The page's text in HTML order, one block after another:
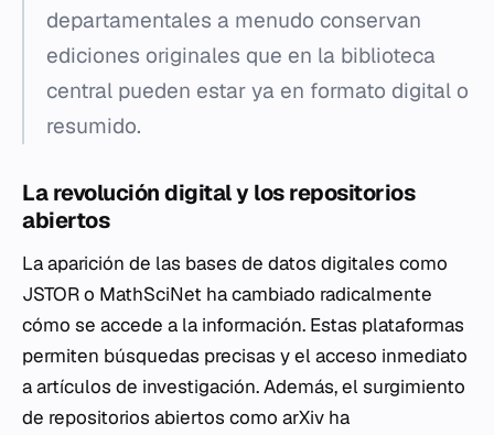
departamentales a menudo conservan
ediciones originales que en la biblioteca
central pueden estar ya en formato digital o
resumido.
La revolución digital y los repositorios
abiertos
La aparición de las bases de datos digitales como
JSTOR o MathSciNet ha cambiado radicalmente
cómo se accede a la información. Estas plataformas
permiten búsquedas precisas y el acceso inmediato
a artículos de investigación. Además, el surgimiento
de repositorios abiertos como arXiv ha